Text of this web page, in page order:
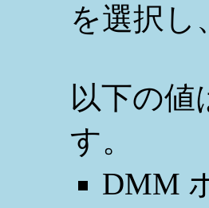
を選択し
以下の値
す。
DMM